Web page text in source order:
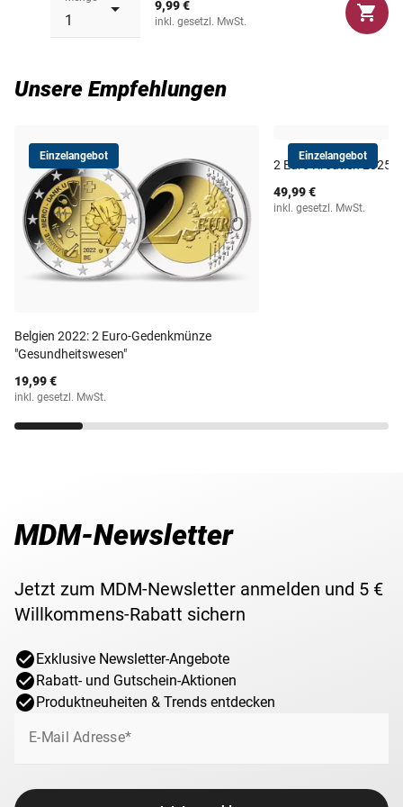
9,99 €
inkl. gesetzl. MwSt.
Unsere Empfehlungen
Einzelangebot
Belgien 2022: 2 Euro-Gedenkmünze
"Gesundheitswesen"
19,99 €
inkl. gesetzl. MwSt.
Einzelangebot
2 Euro Kroatien 2025
49,99 €
inkl. gesetzl. MwSt.
MDM-Newsletter
Jetzt zum MDM-Newsletter anmelden und 5 €
Willkommens-Rabatt sichern
Exklusive Newsletter-Angebote
Rabatt- und Gutschein-Aktionen
Produktneuheiten & Trends entdecken
E-Mail Adresse*